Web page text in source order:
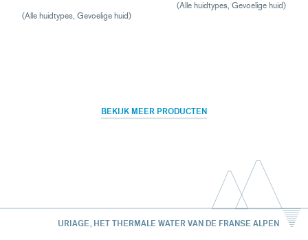
(Alle huidtypes, Gevoelige huid)
(Alle huidtypes, Gevoelige huid)
BEKIJK MEER PRODUCTEN
URIAGE, HET THERMALE WATER VAN DE FRANSE ALPEN